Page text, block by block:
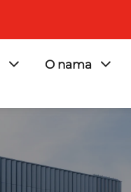
O nama